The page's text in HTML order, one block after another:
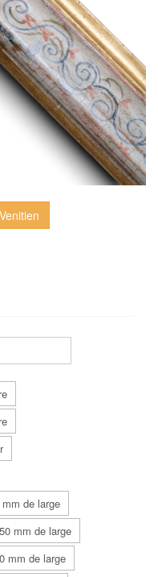
de large
mm de large
mm de large